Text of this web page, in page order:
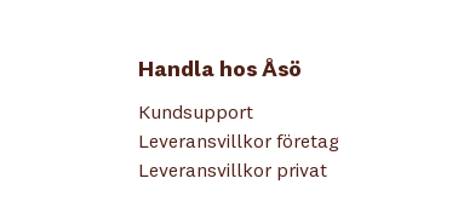
Handla hos Åsö
Kundsupport
Leveransvillkor företag
Leveransvillkor privat